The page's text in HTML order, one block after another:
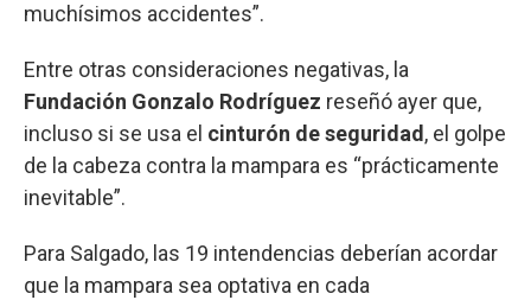
muchísimos accidentes”.
Entre otras consideraciones negativas, la
Fundación Gonzalo Rodríguez reseñó ayer que,
incluso si se usa el cinturón de seguridad, el golpe
de la cabeza contra la mampara es “prácticamente
inevitable”.
Para Salgado, las 19 intendencias deberían acordar
que la mampara sea optativa en cada